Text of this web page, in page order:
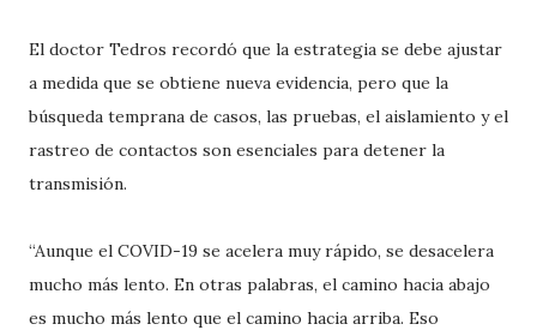
El doctor Tedros recordó que la estrategia se debe ajustar
a medida que se obtiene nueva evidencia, pero que la
búsqueda temprana de casos, las pruebas, el aislamiento y el
rastreo de contactos son esenciales para detener la
transmisión.
“Aunque el COVID-19 se acelera muy rápido, se desacelera
mucho más lento. En otras palabras, el camino hacia abajo
es mucho más lento que el camino hacia arriba. Eso